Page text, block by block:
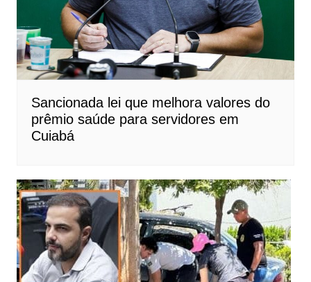
Sancionada lei que melhora valores do
prêmio saúde para servidores em
Cuiabá